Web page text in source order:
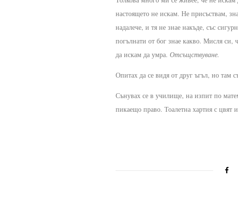
настоящето не искам. Не присъствам,
надалече, и тя не знае накъде, със
погълнати от бог знае какво. Мисля си,
да искам да умра. Отсъщствуване.
Опитах да се видя от друг ъгъл, но там
Сънувах се в училище, на изпит по
пикаещо право. Тоалетна хартия с цвят